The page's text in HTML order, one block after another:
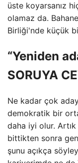
üste koyarsanız
olamaz da.
Birliği'nde küçük
“Yeniden
SORUYA
Ne kadar çok
demokratik bir
daha iyi olur.
bittikten sonra
şunu açıkça